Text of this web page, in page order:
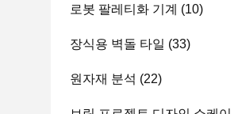
로봇 팔레티화 기계 (10)
장식용 벽돌 타일 (33)
원자재 분석 (22)